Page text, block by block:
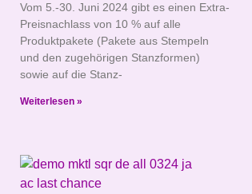
Vom 5.-30. Juni 2024 gibt es einen Extra-
Preisnachlass von 10 % auf alle
Produktpakete (Pakete aus Stempeln
und den zugehörigen Stanzformen)
sowie auf die Stanz-
Weiterlesen »